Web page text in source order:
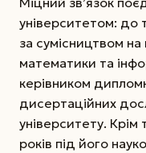
університетом: до
за сумісництвом
математики та
керівником
дисертаційних
університету.
років під його